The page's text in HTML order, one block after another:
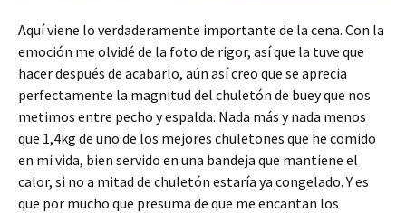
Aquí viene lo verdaderamente importante de la cena. Con la
emoción me olvidé de la foto de rigor, así que la tuve que
hacer después de acabarlo, aún así creo que se aprecia
perfectamente la magnitud del chuletón de buey que nos
metimos entre pecho y espalda. Nada más y nada menos
que 1,4kg de uno de los mejores chuletones que he comido
en mi vida, bien servido en una bandeja que mantiene el
calor, si no a mitad de chuletón estaría ya congelado. Y es
que por mucho que presuma de que me encantan los